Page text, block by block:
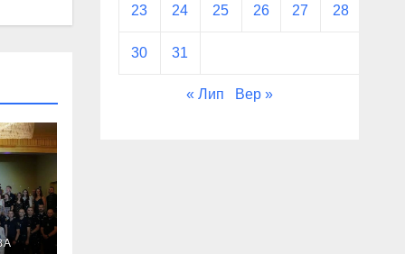
23 24 25 26 27 28
30 31
« Лип Вер »